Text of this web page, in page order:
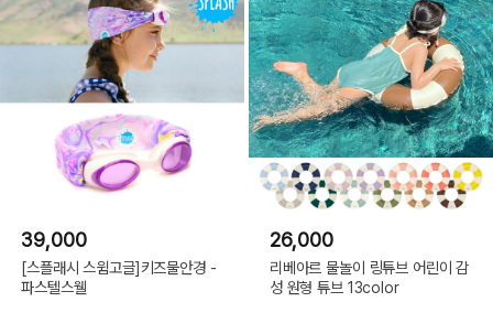
39,000
[스플래시 스윔고글]키즈물안경 -
파스텔스웰
26,000
리베아르 물놀이 링튜브 어린이 감
성 원형 튜브 13color